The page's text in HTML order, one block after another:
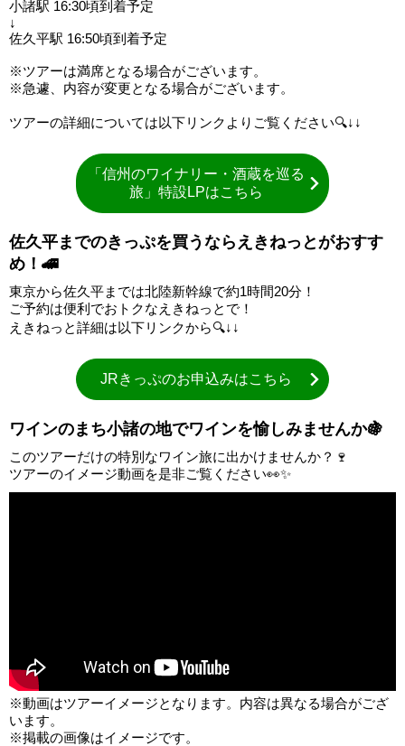
小諸駅 16:30頃到着予定
↓
佐久平駅 16:50頃到着予定
※ツアーは満席となる場合がございます。
※急遽、内容が変更となる場合がございます。
ツアーの詳細については以下リンクよりご覧ください🔍↓↓
「信州のワイナリー・酒蔵を巡る
旅」特設LPはこちら
佐久平までのきっぷを買うならえきねっとがおすす
め！🚄
東京から佐久平までは北陸新幹線で約1時間20分！
ご予約は便利でおトクなえきねっとで！
えきねっと詳細は以下リンクから🔍↓↓
JRきっぷのお申込みはこちら
ワインのまち小諸の地でワインを愉しみませんか🍇
このツアーだけの特別なワイン旅に出かけませんか？🍷
ツアーのイメージ動画を是非ご覧ください👀✨
※動画はツアーイメージとなります。内容は異なる場合がござ
います。
※掲載の画像はイメージです。